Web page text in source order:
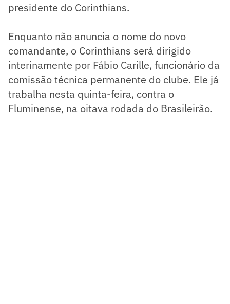
presidente do Corinthians.
Enquanto não anuncia o nome do novo
comandante, o Corinthians será dirigido
interinamente por Fábio Carille, funcionário da
comissão técnica permanente do clube. Ele já
trabalha nesta quinta-feira, contra o
Fluminense, na oitava rodada do Brasileirão.